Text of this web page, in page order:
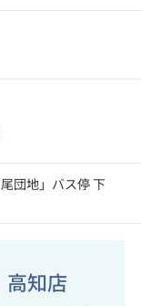
団地」バス停 下
知店